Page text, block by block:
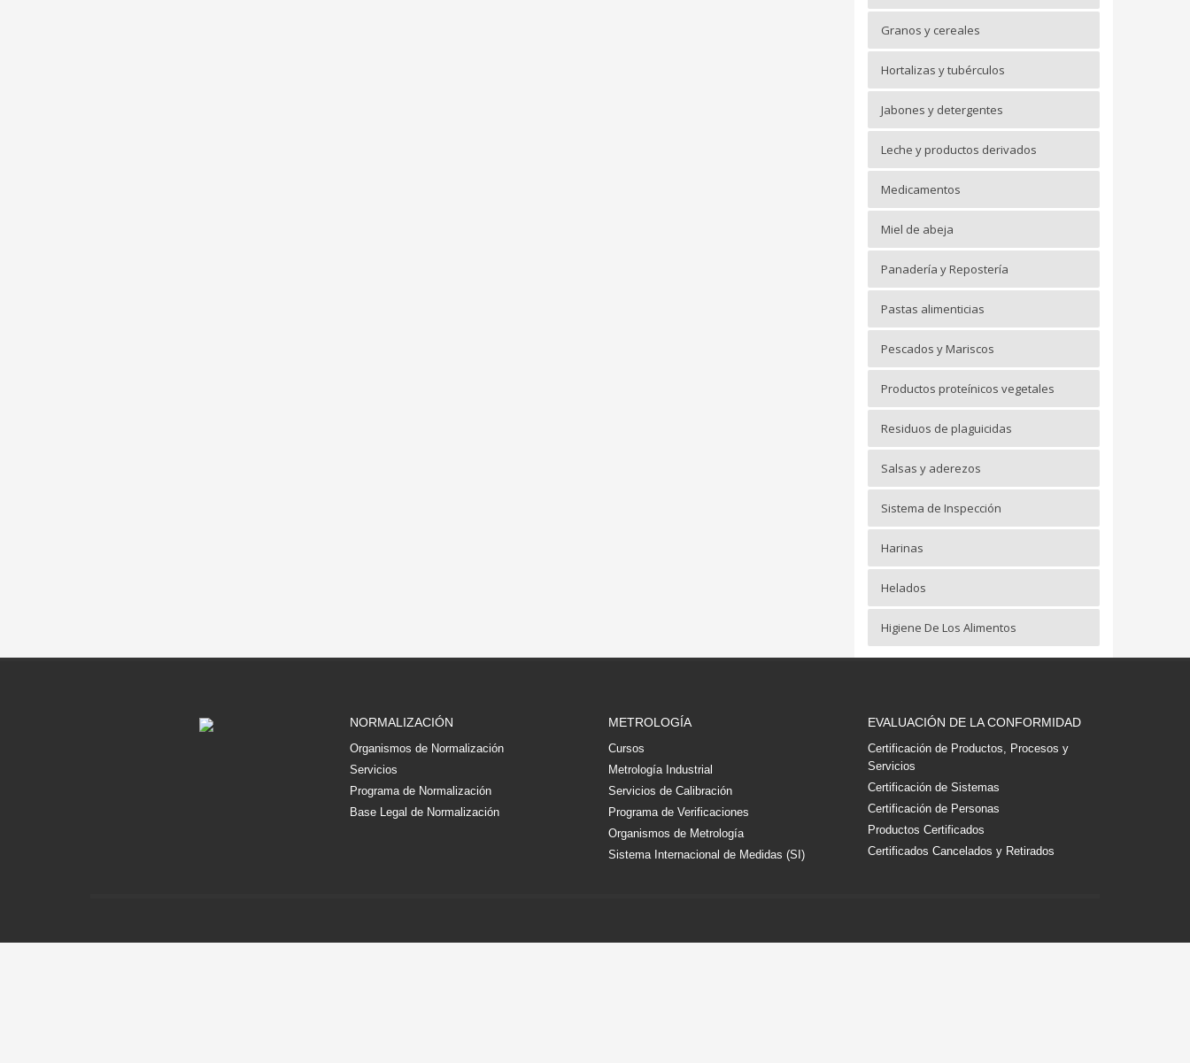
Granos y cereales
Hortalizas y tubérculos
Jabones y detergentes
Leche y productos derivados
Medicamentos
Miel de abeja
Panadería y Repostería
Pastas alimenticias
Pescados y Mariscos
Productos proteínicos vegetales
Residuos de plaguicidas
Salsas y aderezos
Sistema de Inspección
Harinas
Helados
Higiene De Los Alimentos
NORMALIZACIÓN
Organismos de Normalización
Servicios
Programa de Normalización
Base Legal de Normalización
METROLOGÍA
Cursos
Metrología Industrial
Servicios de Calibración
Programa de Verificaciones
Organismos de Metrología
Sistema Internacional de Medidas (SI)
EVALUACIÓN DE LA CONFORMIDAD
Certificación de Productos, Procesos y
Servicios
Certificación de Sistemas
Certificación de Personas
Productos Certificados
Certificados Cancelados y Retirados